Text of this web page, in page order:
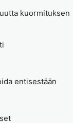
kuormituksen
entisestään